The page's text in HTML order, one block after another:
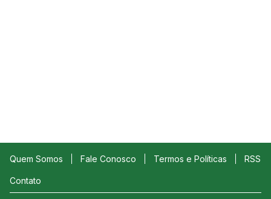
Quem Somos Fale Conosco Termos e Políticas RSS
Contato